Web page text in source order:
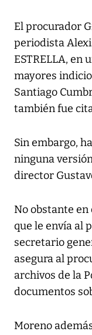
El procurador
periodista
ESTRELLA, en
mayores
Santiago
también fue
Sin embargo,
ninguna
director
No obstante
que le envía al
secretario
asegura al
archivos de la
documentos
Moreno